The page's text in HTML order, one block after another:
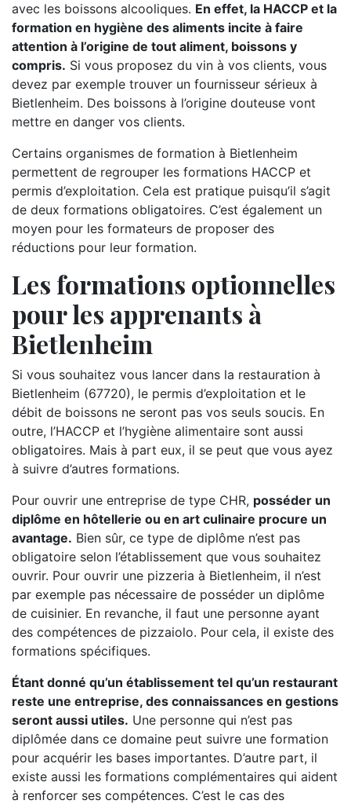
avec les boissons alcooliques. En effet, la HACCP et la
formation en hygiène des aliments incite à faire
attention à l’origine de tout aliment, boissons y
compris. Si vous proposez du vin à vos clients, vous
devez par exemple trouver un fournisseur sérieux à
Bietlenheim. Des boissons à l’origine douteuse vont
mettre en danger vos clients.
Certains organismes de formation à Bietlenheim
permettent de regrouper les formations HACCP et
permis d’exploitation. Cela est pratique puisqu’il s’agit
de deux formations obligatoires. C’est également un
moyen pour les formateurs de proposer des
réductions pour leur formation.
Les formations optionnelles
pour les apprenants à
Bietlenheim
Si vous souhaitez vous lancer dans la restauration à
Bietlenheim (67720), le permis d’exploitation et le
débit de boissons ne seront pas vos seuls soucis. En
outre, l’HACCP et l’hygiène alimentaire sont aussi
obligatoires. Mais à part eux, il se peut que vous ayez
à suivre d’autres formations.
Pour ouvrir une entreprise de type CHR, posséder un
diplôme en hôtellerie ou en art culinaire procure un
avantage. Bien sûr, ce type de diplôme n’est pas
obligatoire selon l’établissement que vous souhaitez
ouvrir. Pour ouvrir une pizzeria à Bietlenheim, il n’est
par exemple pas nécessaire de posséder un diplôme
de cuisinier. En revanche, il faut une personne ayant
des compétences de pizzaiolo. Pour cela, il existe des
formations spécifiques.
Étant donné qu’un établissement tel qu’un restaurant
reste une entreprise, des connaissances en gestions
seront aussi utiles. Une personne qui n’est pas
diplômée dans ce domaine peut suivre une formation
pour acquérir les bases importantes. D’autre part, il
existe aussi les formations complémentaires qui aident
à renforcer ses compétences. C’est le cas des